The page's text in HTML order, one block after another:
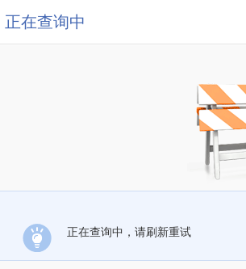
正在查询中
正在查询中，请刷新重试